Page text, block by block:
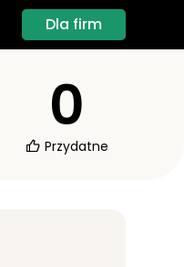
Dla firm
0
Przydatne